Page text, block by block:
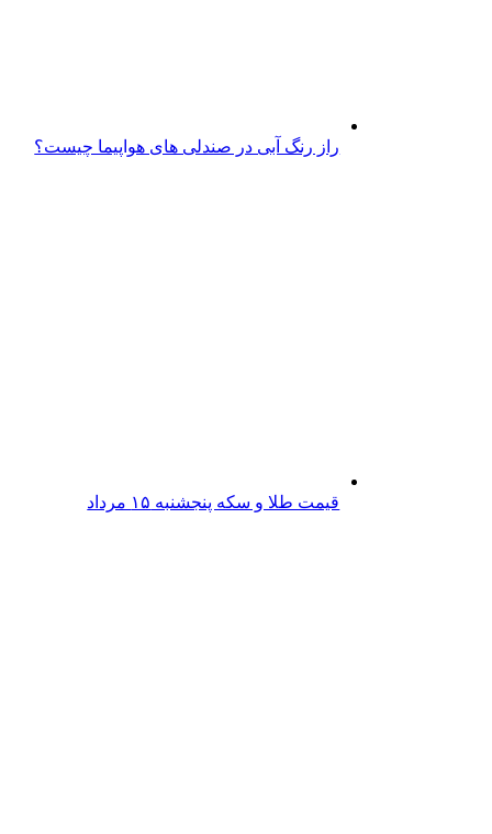
راز رنگ آبی در صندلی های هواپیما چیست؟
قیمت طلا و سکه پنجشنبه ۱۵ مرداد